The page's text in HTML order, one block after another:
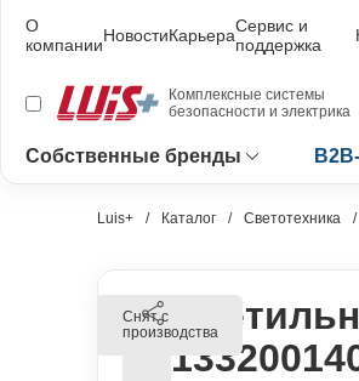
О
компанииНовостиКарьераСервис и
поддержка
Комплексные системы
безопасности и электрика
Собственные бренды
Luis+ Каталог Светотехника
Снят с
производства